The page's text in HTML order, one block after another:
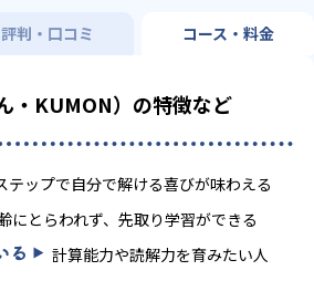
評判・口コミ コース・料金
・KUMON）の特徴など
テップで自分で解ける喜びが味わえる
にとらわれず、先取り学習ができる
る
計算能力や読解力を育みたい人